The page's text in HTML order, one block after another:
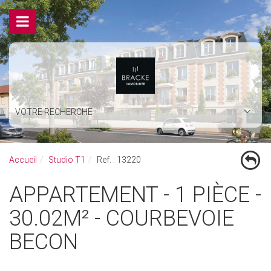
VOTRE RECHERCHE
Accueil Studio T1 Ref. : 13220
APPARTEMENT - 1 PIÈCE -
30.02M² - COURBEVOIE
BECON